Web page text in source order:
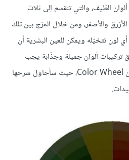
الطّيف، والتي تنقسم إلى ثلاث
والأصفر، ومن خلال المزج بين تلك
أي لون تتخيّله ويمكن للعين البشرية أن
تركيبات ألوان جميلة وجذّابة يجب
عليك أوّلا أن تعرف عجلة الألوان Color Wheel، حيث سأحاول شرحها